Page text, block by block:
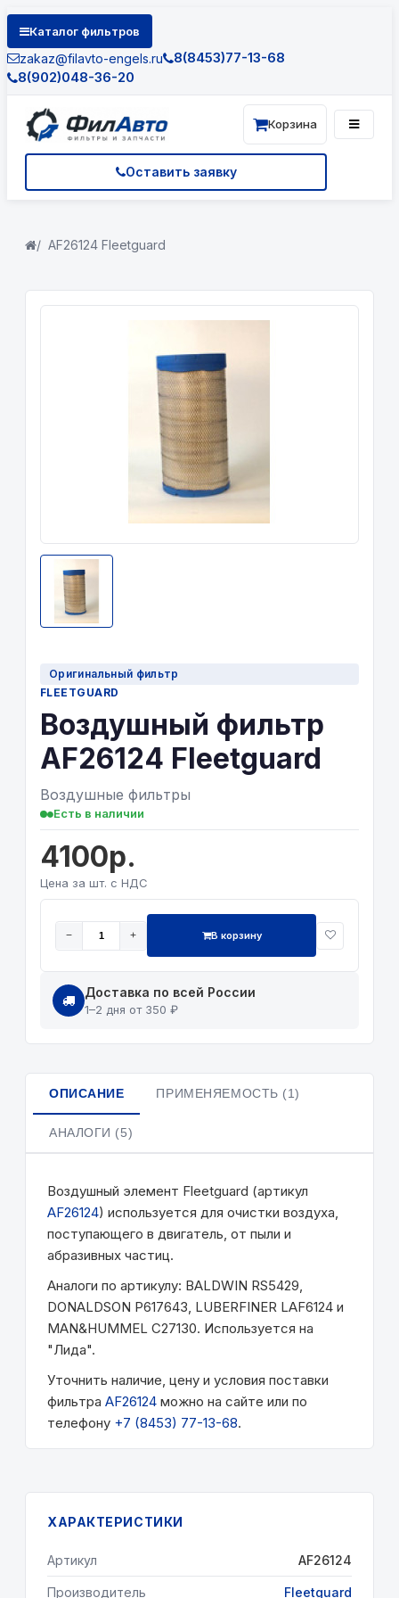
Каталог фильтров
zakaz@filavto-engels.ru
8(8453)77-13-68
8(902)048-36-20
Оставить заявку
Корзина
AF26124 Fleetguard
Оригинальный фильтр
FLEETGUARD
Воздушный фильтр
AF26124 Fleetguard
Воздушные фильтры
Есть в наличии
4100р.
Цена за шт. с НДС
− + В корзину
Доставка по всей России
1–2 дня от 350 ₽
ОПИСАНИЕ ПРИМЕНЯЕМОСТЬ (1)
АНАЛОГИ (5)
Воздушный элемент Fleetguard (артикул
AF26124) используется для очистки воздуха,
поступающего в двигатель, от пыли и
абразивных частиц.
Аналоги по артикулу: BALDWIN RS5429,
DONALDSON P617643, LUBERFINER LAF6124 и
MAN&HUMMEL C27130. Используется на
"Лида".
Уточнить наличие, цену и условия поставки
фильтра AF26124 можно на сайте или по
телефону +7 (8453) 77-13-68.
ХАРАКТЕРИСТИКИ
Артикул AF26124
Производитель Fleetguard